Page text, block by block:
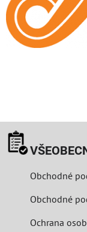
Obchodné
Obchodné
Ochrana